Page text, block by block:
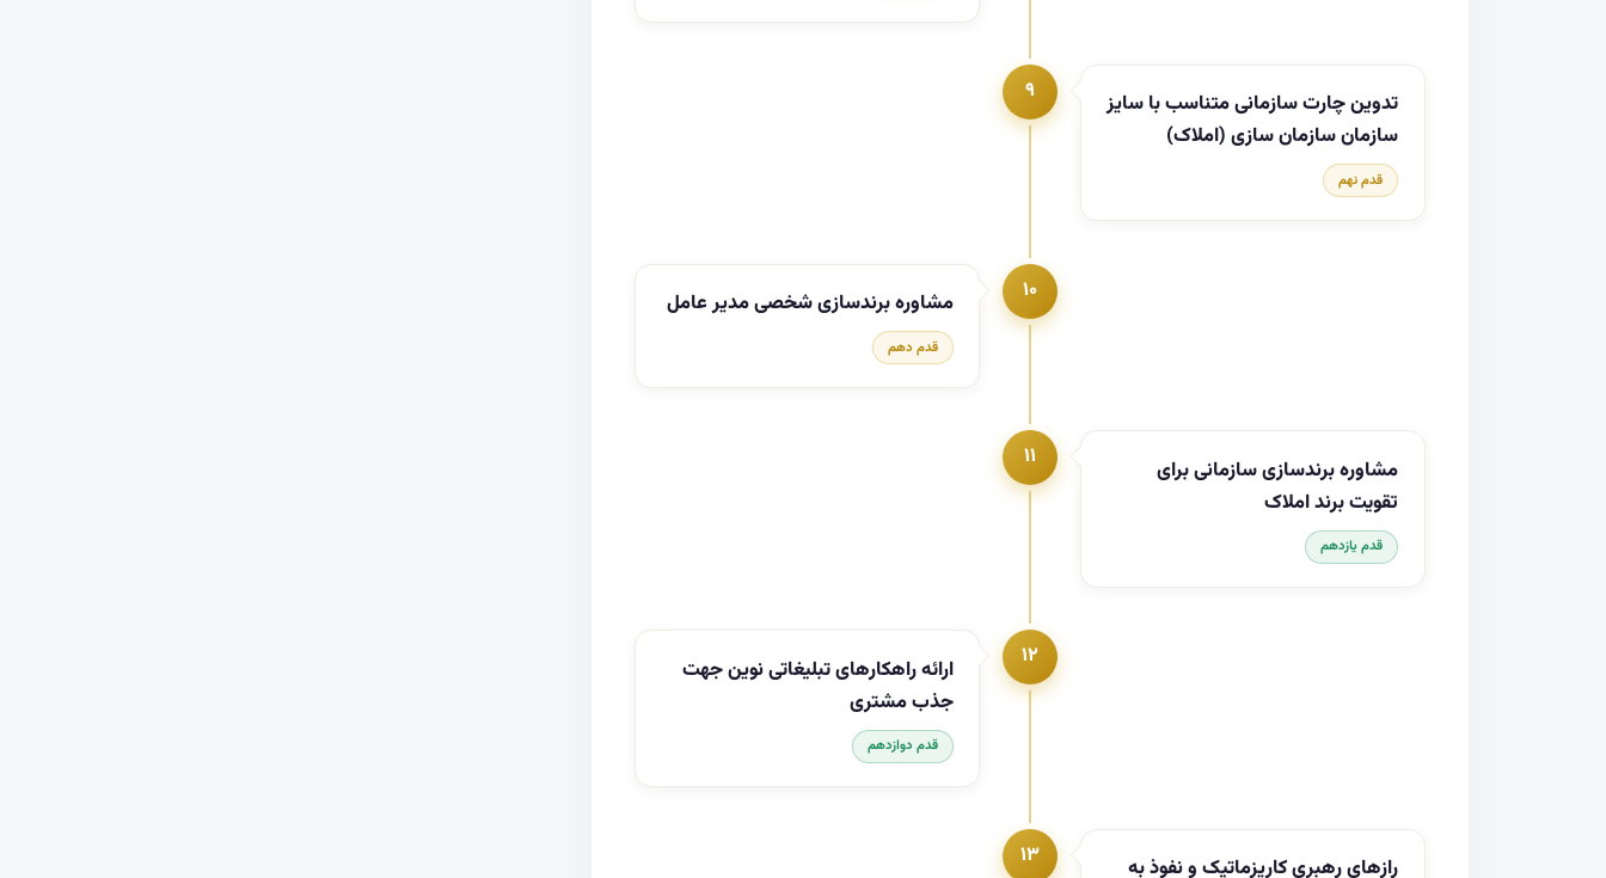
۹
تدوین چارت سازمانی متناسب با سایز
سازمان سازمان سازی (املاک)
قدم نهم
۱۰ مشاوره برندسازی شخصی مدیر عامل
قدم دهم
۱۱
مشاوره برندسازی سازمانی برای
تقویت برند املاک
قدم یازدهم
۱۲
ارائه راهکارهای تبلیغاتی نوین جهت
جذب مشتری
قدم دوازدهم
۱۳
رازهای رهبری کاریزماتیک و نفوذ به